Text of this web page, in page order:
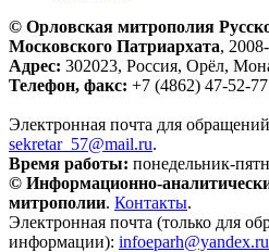
© Орловская митрополия
Московского Патриархата,
Адрес: 302023, Россия, Орёл,
Телефон, факс: +7 (4862) 47-52-
Электронная почта для
sekretar_57@mail.ru.
Время работы: понедельник-
© Информационно-
митрополии. Контакты.
Электронная почта (только для
информации): infoeparh@yandex.ru